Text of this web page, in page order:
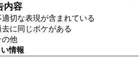
内容
適切な表現が含まれている
去に同じボケがある
の他
情報